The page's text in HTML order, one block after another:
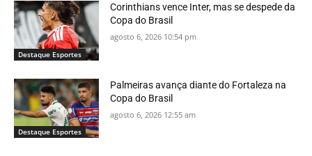
Destaque Esportes
Corinthians vence Inter, mas se despede da
Copa do Brasil
agosto 6, 2026 10:54 pm
Destaque Esportes
Palmeiras avança diante do Fortaleza na
Copa do Brasil
agosto 6, 2026 12:55 am